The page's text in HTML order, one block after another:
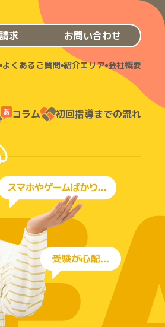
求 お問い合わせ
よくあるご質問 紹介エリア 会社概要
コラム 初回指導までの流れ